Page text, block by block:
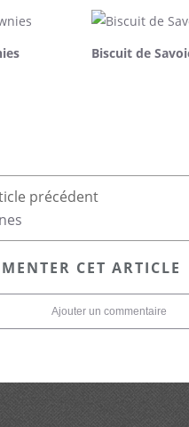
Biscuit de
CET ARTICLE
Ajouter un commentaire